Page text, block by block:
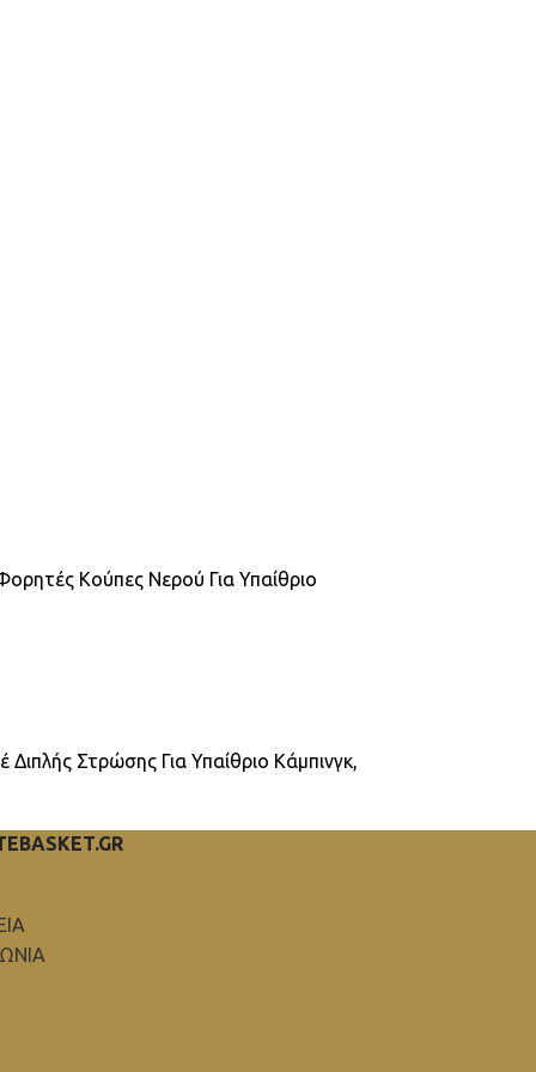
Κούπες Νερού Για Υπαίθριο
Στρώσης Για Υπαίθριο Κάμπινγκ,